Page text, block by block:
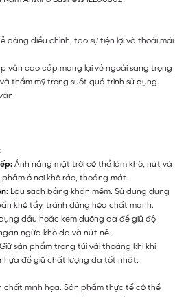
dàng điều chỉnh, tạo sự tiện lợi và thoải mái
vân cao cấp mang lại vẻ ngoài sang trọng
thẩm mỹ trong suốt quá trình sử dụng.
Ánh nắng mặt trời có thể làm khô, nứt và
ở nơi khô ráo, thoáng mát.
Lau sạch bằng khăn mềm. Sử dụng dung
khó tẩy, tránh dùng hóa chất mạnh.
dầu hoặc kem dưỡng da để giữ độ
ngừa khô da và nứt nẻ.
Giữ sản phẩm trong túi vải thoáng khí khi
để giữ chất lượng da tốt nhất.
chất minh họa. Sản phẩm thực tế có thể